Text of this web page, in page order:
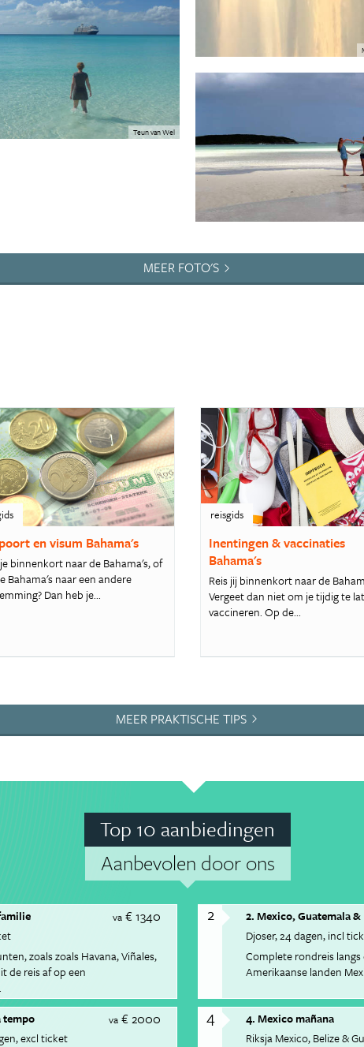
Teun van Wel
MEER FOTO'S
en visum Bahama's
binnenkort naar de Bahama's, of
Bahama's naar een andere
Dan heb je...
reisgids
Inentingen & vaccinaties
Bahama's
Reis jij binnenkort naar de
Vergeet dan niet om je tijdig te
vaccineren. Op de...
MEER PRAKTISCHE TIPS
Top 10 aanbiedingen
Aanbevolen door ons
va€ 1340
zoals zoals Havana, Viñales,
de reis af op een
2
2. Mexico, Guatemala
Djoser 24 dagen incl
Complete rondreis
Amerikaanse landen
va€ 2000
tempo
excl ticket
4
4. Mexico mañana
Riksja Mexico, Belize &